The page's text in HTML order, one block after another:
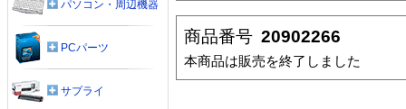
商品番号 20902266
本商品は販売を終了しました
パソコン・周辺機器
PCパーツ
サプライ